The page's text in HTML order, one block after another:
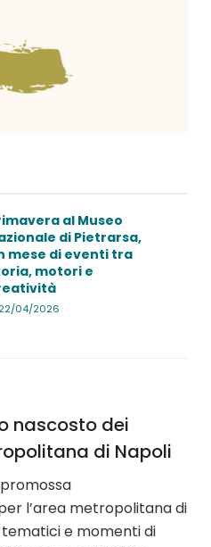
al Museo
di Pietrarsa,
mese di eventi tra
motori e
04/2026
nascosto dei
di Napoli
promossa
l’area metropolitana di
e momenti di